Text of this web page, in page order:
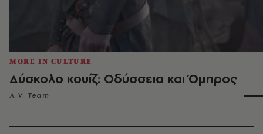
MORE IN CULTURE
Δύσκολο κουίζ: Οδύσσεια και Όμηρος
A.V. Team